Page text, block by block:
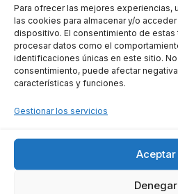
Para ofrecer las mejores experiencias,
las cookies para almacenar y/o
dispositivo. El consentimiento de
procesar datos como el
identificaciones únicas en este sitio.
consentimiento, puede afectar
características y funciones.
Gestionar los servicios
Aceptar
Denegar
Sociedades debe
mediante el modelo 200,
julio. Además, el modelo
pago fraccionado que debe
octubre y diciembre
resultados positivos el
Consecuencias
el Pago